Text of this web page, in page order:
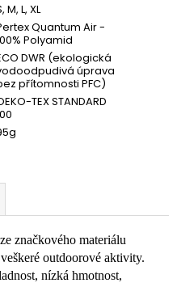
M, L, XL
Quantum Air -
Polyamid
DWR (ekologická
úprava
přítomnosti PFC)
TEX STANDARD
značkového materiálu
outdoorové aktivity.
nízká hmotnost,